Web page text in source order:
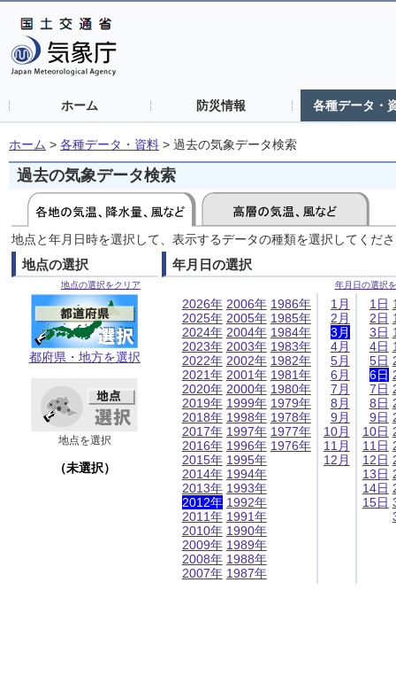
ホーム 防災情報 各種データ・
ホーム > 各種データ・資料 > 過去の気象データ検索
過去の気象データ検索
地点と年月日時を選択して、表示するデータの種類を選択してくだ
地点の選択
地点の選択をクリア
都府県・地方を選択
地点を選択
（未選択）
年月日の選択
年月日の選択
2026年
2025年
2024年
2023年
2022年
2021年
2020年
2019年
2018年
2017年
2016年
2015年
2014年
2013年
2012年
2011年
2010年
2009年
2008年
2007年
2006年
2005年
2004年
2003年
2002年
2001年
2000年
1999年
1998年
1997年
1996年
1995年
1994年
1993年
1992年
1991年
1990年
1989年
1988年
1987年
1986年
1985年
1984年
1983年
1982年
1981年
1980年
1979年
1978年
1977年
1976年
1月
2月
3月
4月
5月
6月
7月
8月
9月
10月
11月
12月
1日
2日
3日
4日
5日
6日
7日
8日
9日
10日
11日
12日
13日
14日
15日